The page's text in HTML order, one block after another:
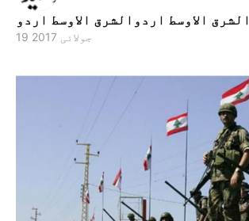
الشرق الاوسط اردوالشرق الاوسط اردو
19 جولائی 2017